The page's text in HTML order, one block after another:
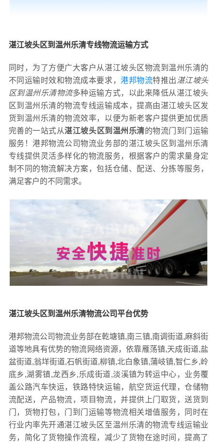
湛江坡头区到温州乐清专线物流运输方式
同时，为了方便广大客户从湛江坡头区物流到温州乐清的
不同运输时效和物流成本要求，港邦物流特推出 湛江坡头
区到温州乐清物流多种运输方式，以此来降低从湛江坡头
区到温州乐清的物流专线运输成本，提高由湛江坡头区发
货到温州乐清的物流效率，以便为新老客户提供更加优质
完善的一站式从湛江坡头区到温州乐清的物流门到门运输
服务！港邦物流公司物流业务部的湛江坡头区到温州乐清
专线提供灵活多样化的物流服务，根据客户的需求量身定
制不同的物流解决方案，包括仓储、配送、分拣等服务，
满足客户的不同需求。
湛江坡头区到温州乐清物流公司平台优势
港邦物流公司物流业务部在乾塘镇,南三镇,南调街道,麻斜街
道等地具有优势的物流网络资源，依靠雁荡镇,天成街道,盐
盆街道,翁垟街道,石帆街道,柳镇,北白象镇,蒲岐镇,智仁乡,岭
底乡,湖雾镇,龙西乡,乐成街道,淡溪镇为转运中心，业务覆
盖公路汽车快运，铁路特快运输，航空货运代理，仓储物
流配送，产品物流，项目物流，并提供上门取货，送货到
门，货物打包，门到门运输等物流相关增值服务，同时在
行业内率先开通湛江坡头区至温州乐清的物流专线运输业
务，简化了货物操作流程，减少了货物在途时间，提高了